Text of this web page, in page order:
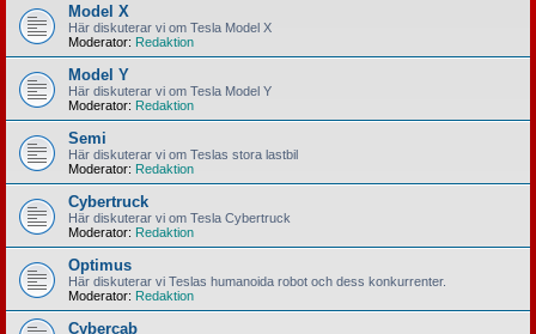
Model X
Här diskuterar vi om Tesla Model X
Moderator: Redaktion
Model Y
Här diskuterar vi om Tesla Model Y
Moderator: Redaktion
Semi
Här diskuterar vi om Teslas stora lastbil
Moderator: Redaktion
Cybertruck
Här diskuterar vi om Tesla Cybertruck
Moderator: Redaktion
Optimus
Här diskuterar vi Teslas humanoida robot och dess konkurrenter.
Moderator: Redaktion
Cybercab